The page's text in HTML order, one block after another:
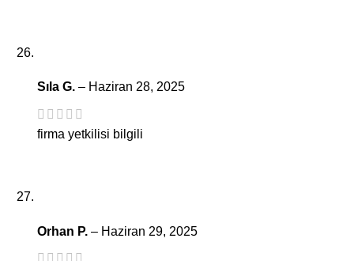
Sıla G. – Haziran 28, 2025
firma yetkilisi bilgili
Orhan P. – Haziran 29, 2025